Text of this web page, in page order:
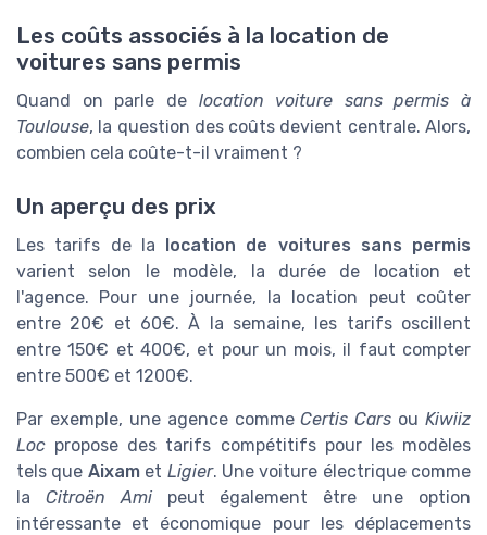
Les coûts associés à la location de
voitures sans permis
Quand on parle de location voiture sans permis à
Toulouse, la question des coûts devient centrale. Alors,
combien cela coûte-t-il vraiment ?
Un aperçu des prix
Les tarifs de la location de voitures sans permis
varient selon le modèle, la durée de location et
l'agence. Pour une journée, la location peut coûter
entre 20€ et 60€. À la semaine, les tarifs oscillent
entre 150€ et 400€, et pour un mois, il faut compter
entre 500€ et 1200€.
Par exemple, une agence commeCertis Cars ou Kiwiiz
Loc propose des tarifs compétitifs pour les modèles
tels que Aixamet Ligier. Une voiture électrique comme
la Citroën Amipeut également être une option
intéressante et économique pour les déplacements